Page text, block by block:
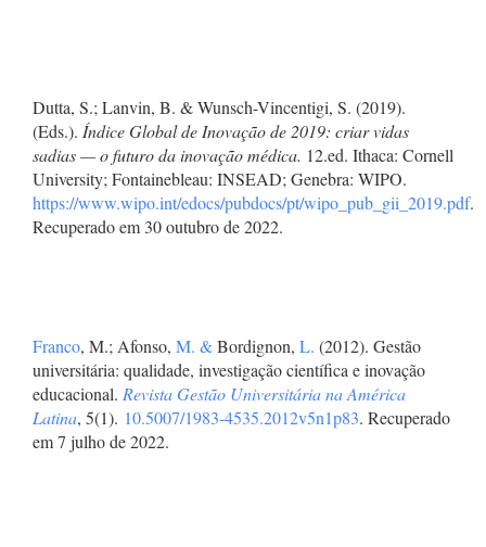
Dutta, S.; Lanvin, B. & Wunsch-Vincentigi, S. (2019).
(Eds.). Índice Global de Inovação de 2019: criar vidas
sadias — o futuro da inovação médica. 12.ed. Ithaca: Cornell
University; Fontainebleau: INSEAD; Genebra: WIPO.
https://www.wipo.int/edocs/pubdocs/pt/wipo_pub_gii_2019.pdf.
Recuperado em 30 outubro de 2022.
Franco, M.; Afonso, M. &Bordignon, L. (2012). Gestão
universitária: qualidade, investigação científica e inovação
educacional. Revista Gestão Universitária na América
Latina, 5(1). 10.5007/1983-4535.2012v5n1p83. Recuperado
em 7 julho de 2022.